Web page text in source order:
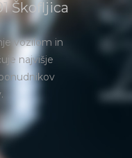
Škofljica
vozilom in
najvišje